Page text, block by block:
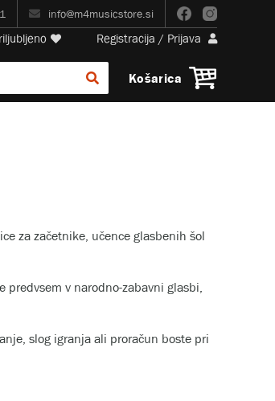
info@m4musicstore.si
Registracija / Prijava
Košarica
za začetnike, učence glasbenih šol
v narodno-zabavni glasbi,
slog igranja ali proračun boste pri